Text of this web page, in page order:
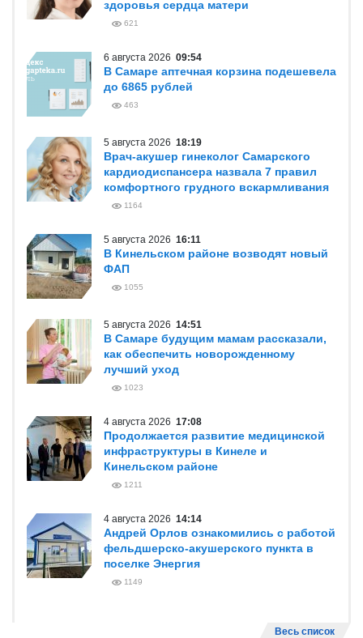
здоровья сердца матери
621
6 августа 2026 09:54
В Самаре аптечная корзина подешевела
до 6865 рублей
463
5 августа 2026 18:19
Врач-акушер гинеколог Самарского
кардиодиспансера назвала 7 правил
комфортного грудного вскармливания
1164
5 августа 2026 16:11
В Кинельском районе возводят новый
ФАП
1055
5 августа 2026 14:51
В Самаре будущим мамам рассказали,
как обеспечить новорожденному
лучший уход
1023
4 августа 2026 17:08
Продолжается развитие медицинской
инфраструктуры в Кинеле и
Кинельском районе
1211
4 августа 2026 14:14
Андрей Орлов ознакомились с работой
фельдшерско-акушерского пункта в
поселке Энергия
1149
Весь список